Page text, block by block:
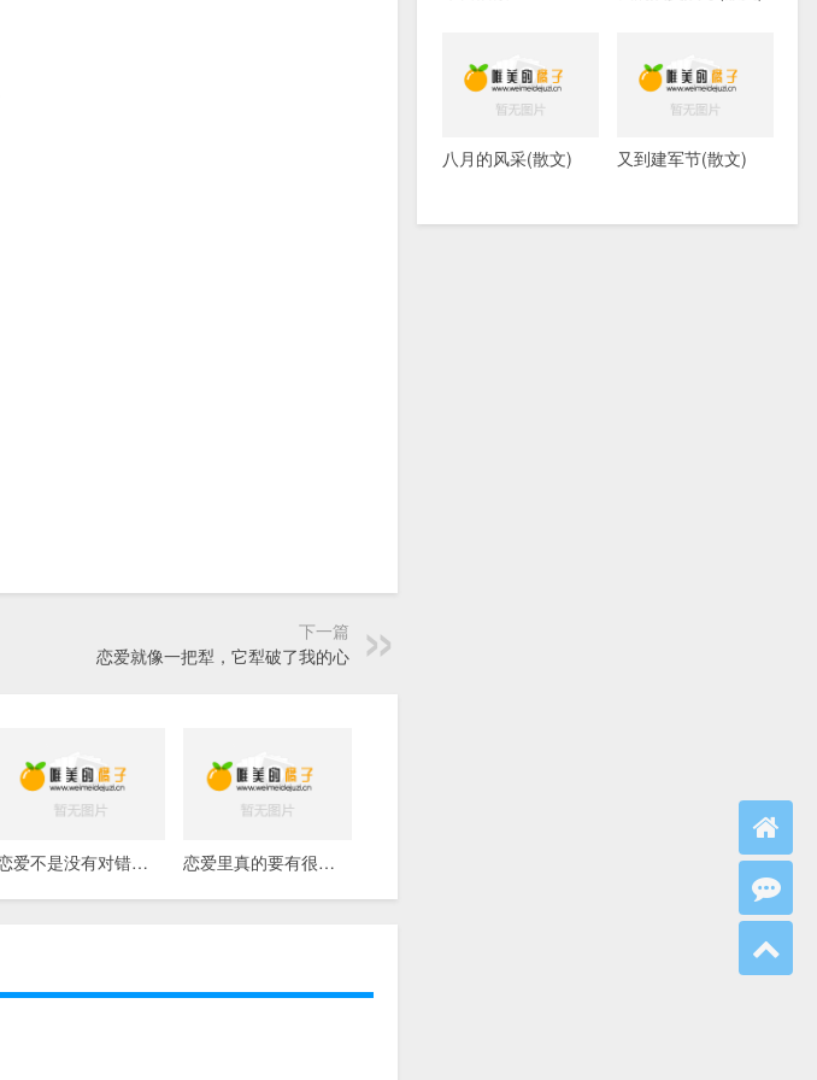
下一篇
恋爱就像一把犁，它犁破了我的心
恋爱不是没有对错，而是对错根本不重要 恋爱里真的要有很大决心才能放弃一个喜欢的人
八月的风采(散文) 又到建军节(散文)